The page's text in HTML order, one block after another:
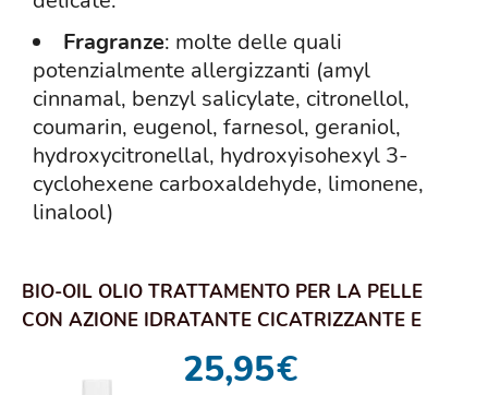
Fragranze: molte delle quali
potenzialmente allergizzanti (amyl
cinnamal, benzyl salicylate, citronellol,
coumarin, eugenol, farnesol, geraniol,
hydroxycitronellal, hydroxyisohexyl 3-
cyclohexene carboxaldehyde, limonene,
linalool)
BIO-OIL OLIO TRATTAMENTO PER LA PELLE
CON AZIONE IDRATANTE CICATRIZZANTE E
25,95€